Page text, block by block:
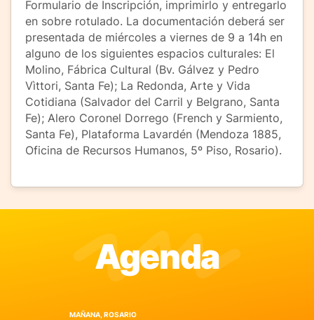
Formulario de Inscripción, imprimirlo y entregarlo
en sobre rotulado. La documentación deberá ser
presentada de miércoles a viernes de 9 a 14h en
alguno de los siguientes espacios culturales: El
Molino, Fábrica Cultural (Bv. Gálvez y Pedro
Vìttori, Santa Fe); La Redonda, Arte y Vida
Cotidiana (Salvador del Carril y Belgrano, Santa
Fe); Alero Coronel Dorrego (French y Sarmiento,
Santa Fe), Plataforma Lavardén (Mendoza 1885,
Oficina de Recursos Humanos, 5º Piso, Rosario).
Agenda
MAÑANA, ROSARIO